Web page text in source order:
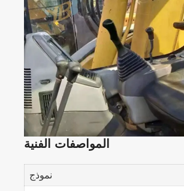
المواصفات الفنية
نموذج